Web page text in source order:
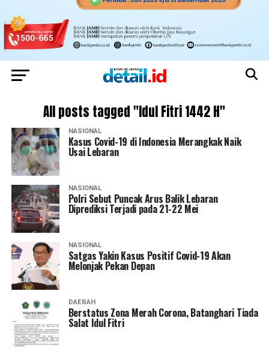
All posts tagged "Idul Fitri 1442 H"
NASIONAL
Kasus Covid-19 di Indonesia Merangkak Naik
Usai Lebaran
NASIONAL
Polri Sebut Puncak Arus Balik Lebaran
Diprediksi Terjadi pada 21-22 Mei
NASIONAL
Satgas Yakin Kasus Positif Covid-19 Akan
Melonjak Pekan Depan
DAERAH
Berstatus Zona Merah Corona, Batanghari Tiada
Salat Idul Fitri